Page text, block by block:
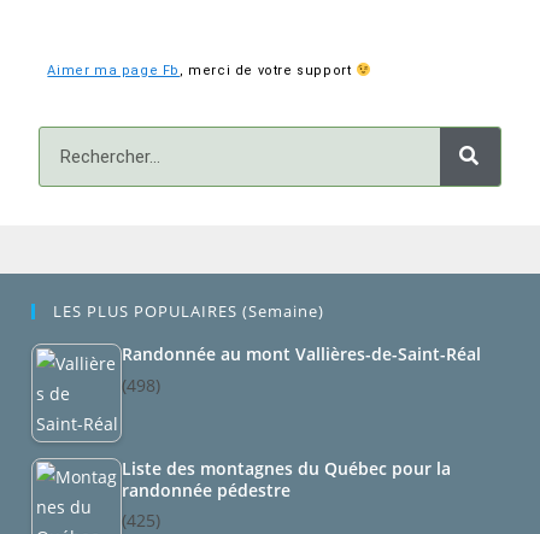
Aimer ma page Fb , merci de votre support
LES PLUS POPULAIRES (semaine)
Randonnée au mont Vallières-de-Saint-Réal
(498)
Liste des montagnes du Québec pour la
randonnée pédestre
(425)